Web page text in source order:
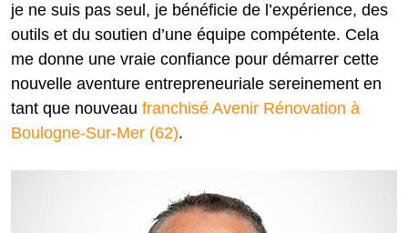
je ne suis pas seul, je bénéficie de l’expérience, des
outils et du soutien d’une équipe compétente. Cela
me donne une vraie confiance pour démarrer cette
nouvelle aventure entrepreneuriale sereinement en
tant que nouveau franchisé Avenir Rénovation à
Boulogne-Sur-Mer (62).